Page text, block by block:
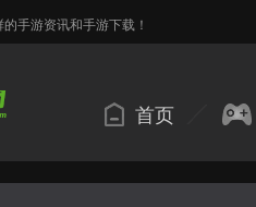
手游资讯和手游下载！
首页